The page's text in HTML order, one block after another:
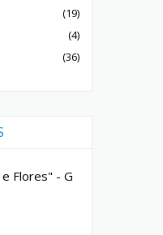
(19)
(4)
(36)
Flores" - G